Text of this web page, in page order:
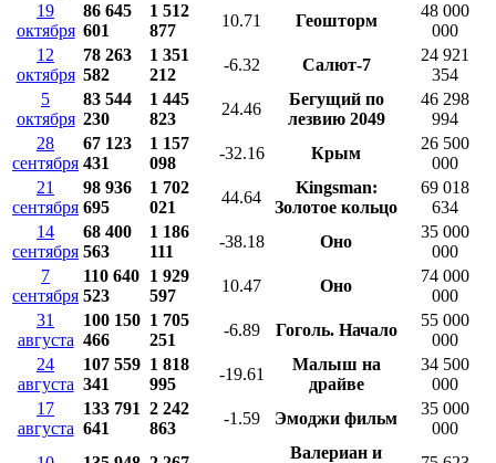
19
октября
86 645
601
1 512
877
10.71 Геошторм
48 000
000
12
октября
78 263
582
1 351
212
-6.32 Салют-7
24 921
354
5
октября
83 544
230
1 445
823
24.46
Бегущий по
лезвию 2049
46 298
994
28
сентября
67 123
431
1 157
098
-32.16 Крым
26 500
000
21
сентября
98 936
695
1 702
021
44.64
Kingsman:
Золотое кольцо
69 018
634
14
сентября
68 400
563
1 186
111
-38.18 Оно
35 000
000
7
сентября
110 640
523
1 929
597
10.47 Оно
74 000
000
31
августа
100 150
466
1 705
251
-6.89 Гоголь. Начало
55 000
000
24
августа
107 559
341
1 818
995
-19.61
Малыш на
драйве
34 500
000
17
августа
133 791
641
2 242
863
-1.59 Эмоджи фильм
35 000
000
Валериан и